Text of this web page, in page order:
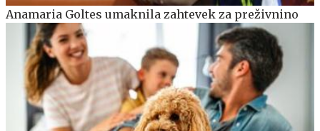
Anamaria Goltes umaknila zahtevek za preživnino